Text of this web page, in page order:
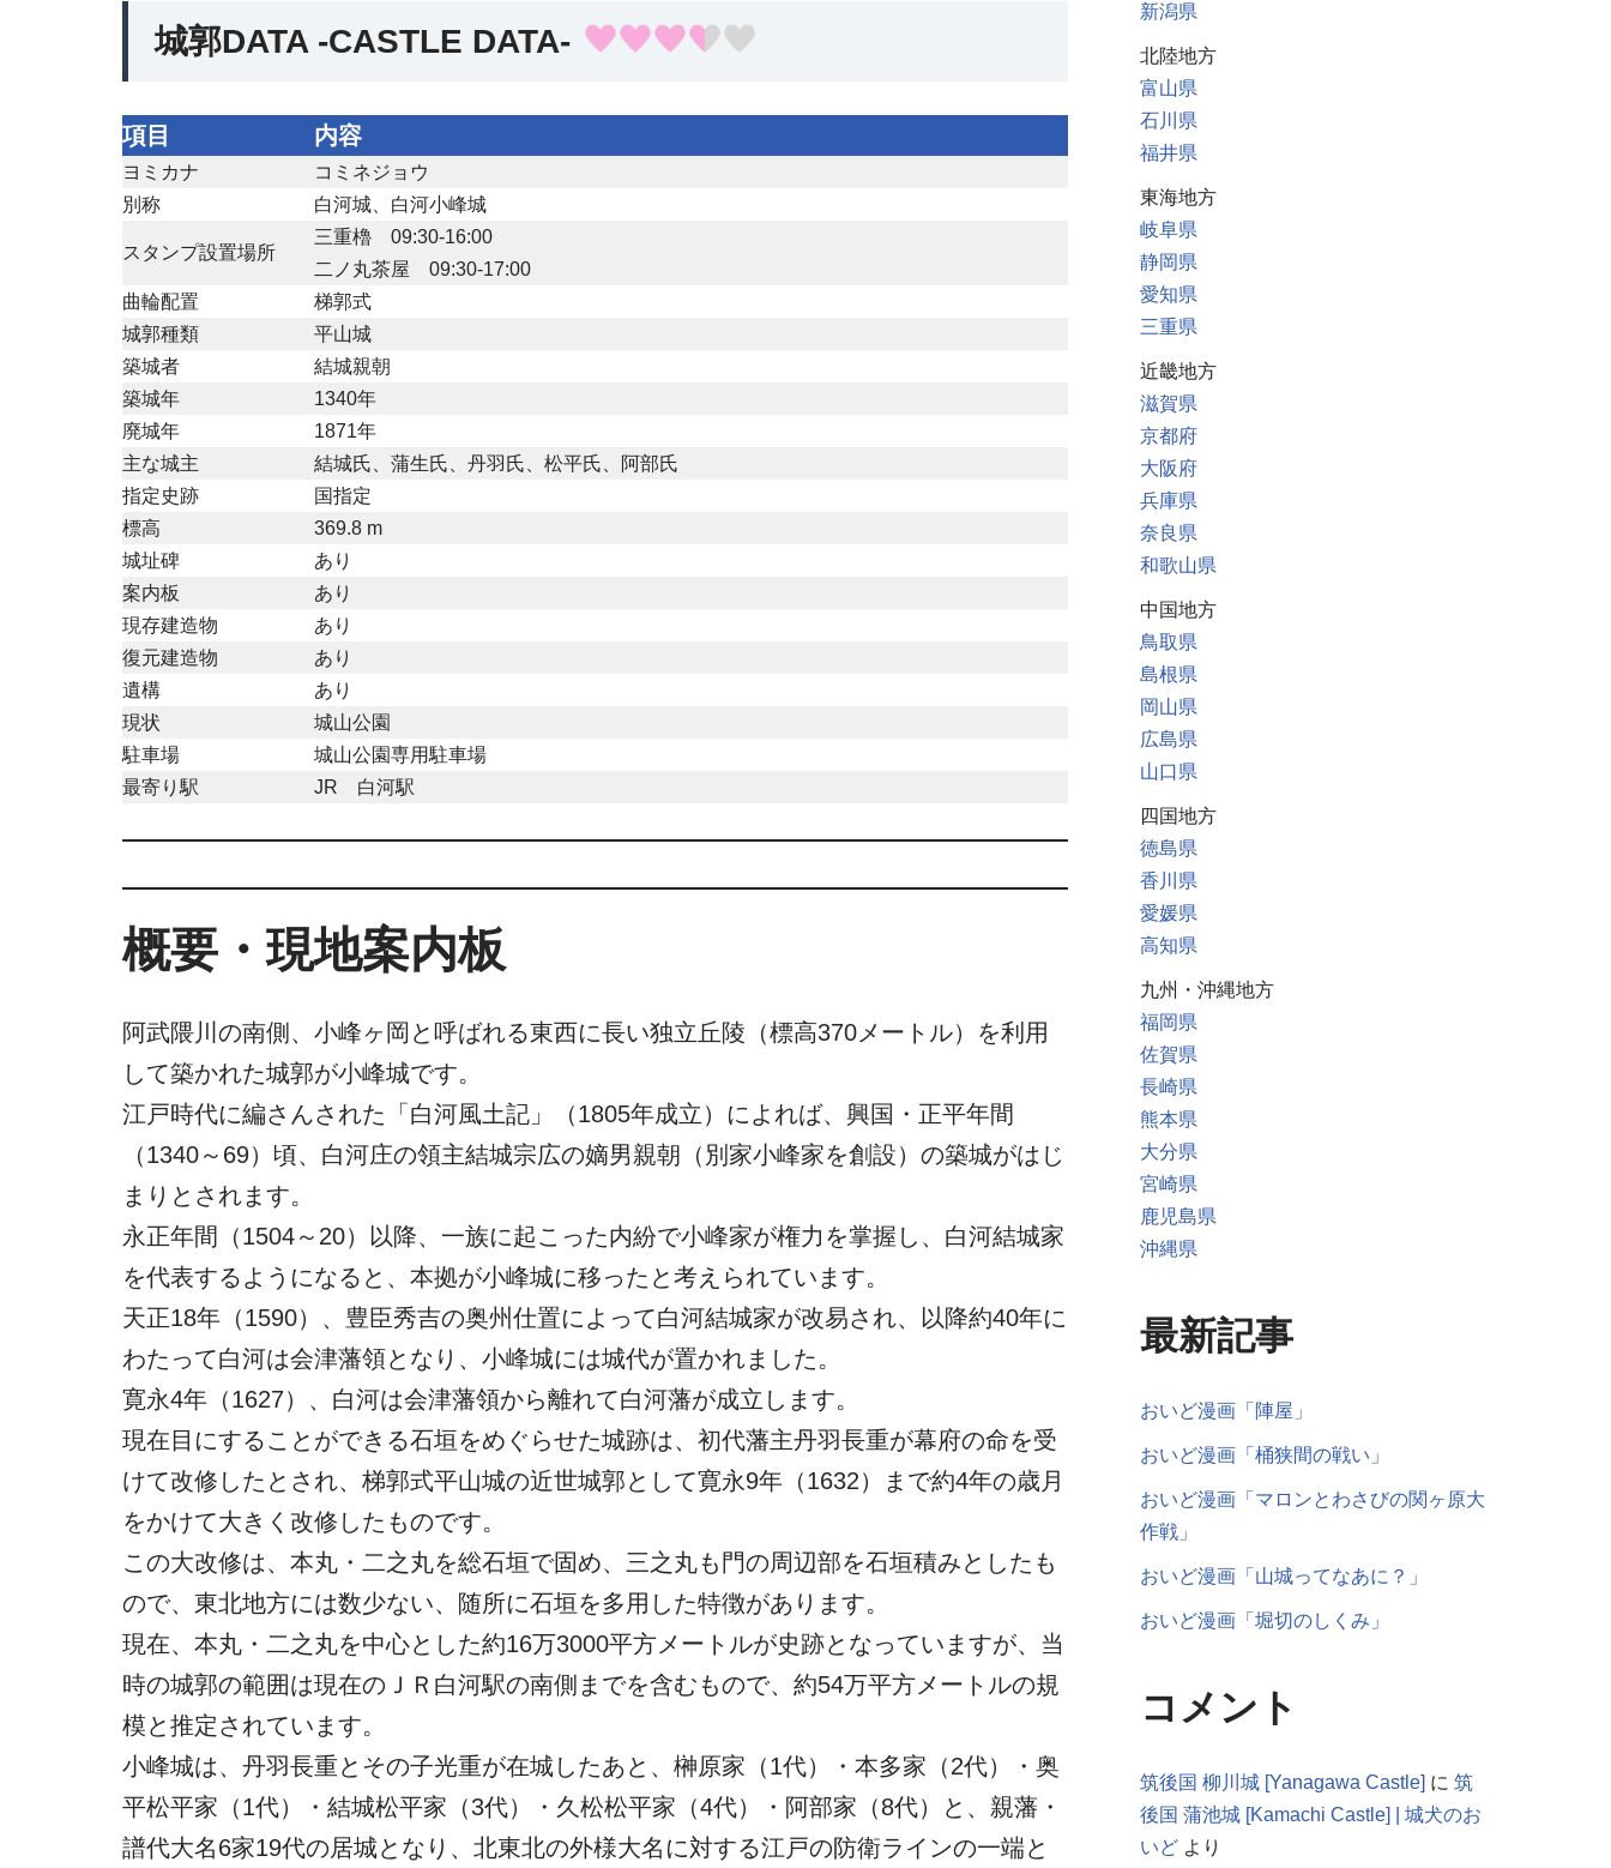
城郭DATA -CASTLE DATA-
項目 内容
ヨミカナ
コミネジョウ
別称
白河城、白河小峰城
スタンプ設置場所
三重櫓 09:30-16:00
二ノ丸茶屋 09:30-17:00
曲輪配置
梯郭式
城郭種類
平山城
築城者
結城親朝
築城年
1340年
廃城年
1871年
主な城主
結城氏、蒲生氏、丹羽氏、松平氏、阿部氏
指定史跡
国指定
標高
369.8 m
城址碑
あり
案内板
あり
現存建造物
あり
復元建造物
あり
遺構
あり
現状
城山公園
駐車場
城山公園専用駐車場
最寄り駅
JR 白河駅
概要・現地案内板
阿武隈川の南側、小峰ヶ岡と呼ばれる東西に長い独立丘陵（標高370メートル）を利用
して築かれた城郭が小峰城です。
江戸時代に編さんされた「白河風土記」（1805年成立）によれば、興国・正平年間
（1340～69）頃、白河庄の領主結城宗広の嫡男親朝（別家小峰家を創設）の築城がはじ
まりとされます。
永正年間（1504～20）以降、一族に起こった内紛で小峰家が権力を掌握し、白河結城家
を代表するようになると、本拠が小峰城に移ったと考えられています。
天正18年（1590）、豊臣秀吉の奥州仕置によって白河結城家が改易され、以降約40年に
わたって白河は会津藩領となり、小峰城には城代が置かれました。
寛永4年（1627）、白河は会津藩領から離れて白河藩が成立します。
現在目にすることができる石垣をめぐらせた城跡は、初代藩主丹羽長重が幕府の命を受
けて改修したとされ、梯郭式平山城の近世城郭として寛永9年（1632）まで約4年の歳月
をかけて大きく改修したものです。
この大改修は、本丸・二之丸を総石垣で固め、三之丸も門の周辺部を石垣積みとしたも
ので、東北地方には数少ない、随所に石垣を多用した特徴があります。
現在、本丸・二之丸を中心とした約16万3000平方メートルが史跡となっていますが、当
時の城郭の範囲は現在のＪＲ白河駅の南側までを含むもので、約54万平方メートルの規
模と推定されています。
小峰城は、丹羽長重とその子光重が在城したあと、榊原家（1代）・本多家（2代）・奥
平松平家（1代）・結城松平家（3代）・久松松平家（4代）・阿部家（8代）と、親藩・
譜代大名6家19代の居城となり、北東北の外様大名に対する江戸の防衛ラインの一端と
新潟県
北陸地方
富山県
石川県
福井県
東海地方
岐阜県
静岡県
愛知県
三重県
近畿地方
滋賀県
京都府
大阪府
兵庫県
奈良県
和歌山県
中国地方
鳥取県
島根県
岡山県
広島県
山口県
四国地方
徳島県
香川県
愛媛県
高知県
九州・沖縄地方
福岡県
佐賀県
長崎県
熊本県
大分県
宮崎県
鹿児島県
沖縄県
最新記事
おいど漫画「陣屋」
おいど漫画「桶狭間の戦い」
おいど漫画「マロンとわさびの関ヶ原大
作戦」
おいど漫画「山城ってなあに？」
おいど漫画「堀切のしくみ」
コメント
筑後国 柳川城 [Yanagawa Castle] に 筑
後国 蒲池城 [Kamachi Castle] | 城犬のお
いど より